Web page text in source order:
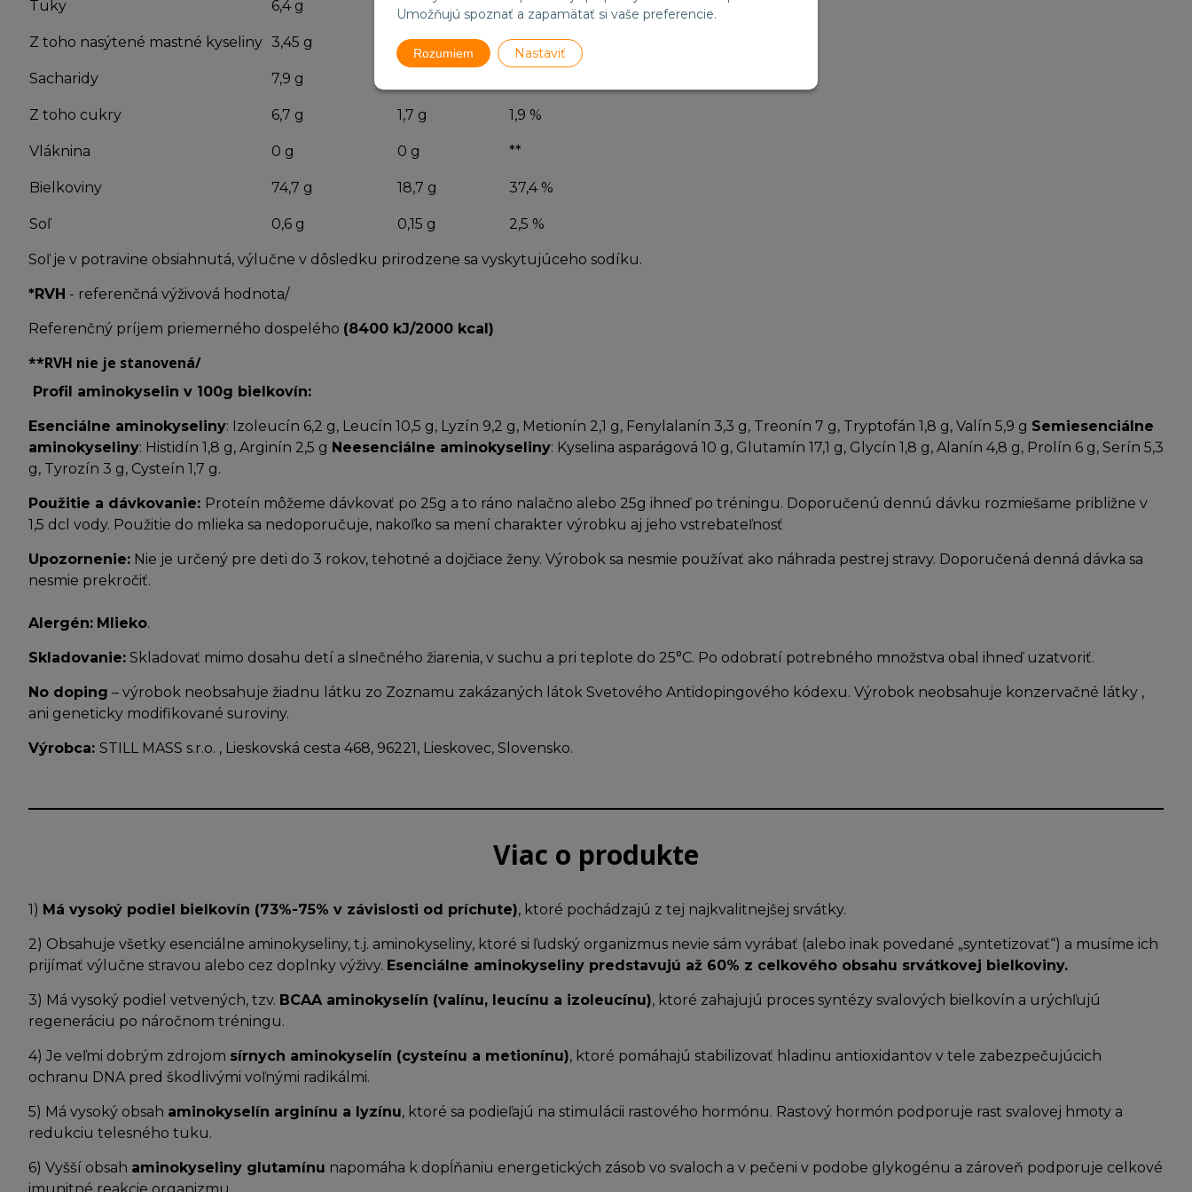
Umožňujú spoznať a zapamätať si vaše preferencie.
Rozumiem Nastaviť
Tuky 6,4 g 1,6 g 2,3 %
Z toho nasýtené mastné kyseliny 3,45 g 0,9 g 4,5 %
Sacharidy 7,9 g
Z toho cukry 6,7 g 1,7 g 1,9 %
Vláknina 0 g 0 g **
Bielkoviny 74,7 g 18,7 g 37,4 %
Soľ 0,6 g 0,15 g 2,5 %
Soľ je v potravine obsiahnutá, výlučne v dôsledku prirodzene sa vyskytujúceho sodíku.
*RVH - referenčná výživová hodnota/
Referenčný príjem priemerného dospelého (8400 kJ/2000 kcal)
**RVH nie je stanovená/
Profil aminokyselin v 100g bielkovín:
Esenciálne aminokyseliny: Izoleucín 6,2 g, Leucín 10,5 g, Lyzín 9,2 g, Metionín 2,1 g, Fenylalanín 3,3 g, Treonín 7 g, Tryptofán 1,8 g, Valín 5,9 g Semiesenciálne
aminokyseliny: Histidín 1,8 g, Arginín 2,5 g Neesenciálne aminokyseliny: Kyselina asparágová 10 g, Glutamín 17,1 g, Glycín 1,8 g, Alanín 4,8 g, Prolín 6 g, Serín 5,3
g, Tyrozín 3 g, Cysteín 1,7 g.
Použitie a dávkovanie: Proteín môžeme dávkovať po 25g a to ráno nalačno alebo 25g ihneď po tréningu. Doporučenú dennú dávku rozmiešame približne v
1,5 dcl vody. Použitie do mlieka sa nedoporučuje, nakoľko sa mení charakter výrobku aj jeho vstrebateľnosť
Upozornenie: Nie je určený pre deti do 3 rokov, tehotné a dojčiace ženy. Výrobok sa nesmie používať ako náhrada pestrej stravy. Doporučená denná dávka sa
nesmie prekročiť.
Alergén: Mlieko.
Skladovanie: Skladovať mimo dosahu detí a slnečného žiarenia, v suchu a pri teplote do 25°C. Po odobratí potrebného množstva obal ihneď uzatvoriť.
No doping – výrobok neobsahuje žiadnu látku zo Zoznamu zakázaných látok Svetového Antidopingového kódexu. Výrobok neobsahuje konzervačné látky ,
ani geneticky modifikované suroviny.
Výrobca: STILL MASS s.r.o. , Lieskovská cesta 468, 96221, Lieskovec, Slovensko.
Viac o produkte
1) Má vysoký podiel bielkovín (73%-75% v závislosti od príchute), ktoré pochádzajú z tej najkvalitnejšej srvátky.
2) Obsahuje všetky esenciálne aminokyseliny, t.j. aminokyseliny, ktoré si ľudský organizmus nevie sám vyrábať (alebo inak povedané „syntetizovať“) a musíme ich
prijímať výlučne stravou alebo cez doplnky výživy. Esenciálne aminokyseliny predstavujú až 60% z celkového obsahu srvátkovej bielkoviny.
3) Má vysoký podiel vetvených, tzv. BCAA aminokyselín (valínu, leucínu a izoleucínu), ktoré zahajujú proces syntézy svalových bielkovín a urýchľujú
regeneráciu po náročnom tréningu.
4) Je veľmi dobrým zdrojom sírnych aminokyselín (cysteínu a metionínu), ktoré pomáhajú stabilizovať hladinu antioxidantov v tele zabezpečujúcich
ochranu DNA pred škodlivými voľnými radikálmi.
5) Má vysoký obsah aminokyselín arginínu a lyzínu, ktoré sa podieľajú na stimulácii rastového hormónu. Rastový hormón podporuje rast svalovej hmoty a
redukciu telesného tuku.
6) Vyšší obsah aminokyseliny glutamínu napomáha k dopĺňaniu energetických zásob vo svaloch a v pečeni v podobe glykogénu a zároveň podporuje celkové